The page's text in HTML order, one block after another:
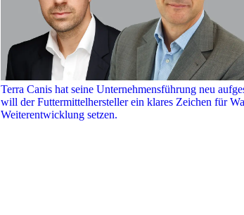
Terra Canis hat seine Unternehmensführung neu
will der Futtermittelhersteller ein klares Zeichen für
Weiterentwicklung setzen.